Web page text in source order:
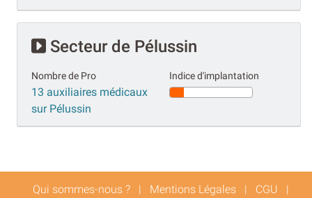
Secteur de Pélussin
Nombre de Pro
13 auxiliaires médicaux
sur Pélussin
Indice d'implantation
Qui sommes-nous ? | Mentions Légales | CGU |